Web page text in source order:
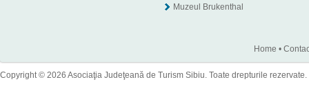
Muzeul Brukenthal
Home •
Copyright © 2026 Asociaţia Judeţeană de Turism Sibiu. Toate drepturile rezervate.